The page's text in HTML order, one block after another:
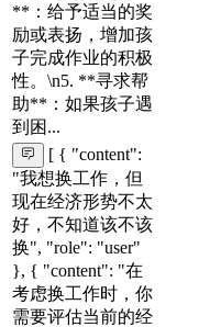
**：给予适当的奖
励或表扬，增加孩
子完成作业的积极
性。\n5. **寻求帮
助**：如果孩子遇
到困...
[ { "content":
"我想换工作，但
现在经济形势不太
好，不知道该不该
换", "role": "user"
}, { "content": "在
考虑换工作时，你
需要评估当前的经